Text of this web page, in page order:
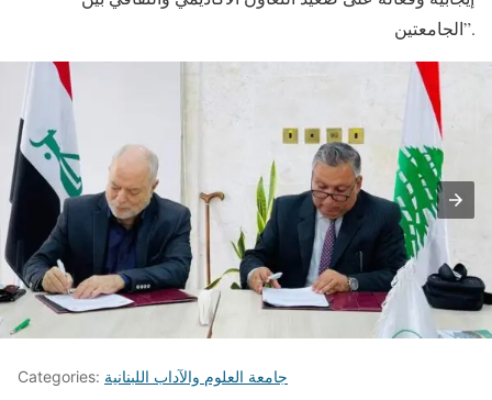
الجامعتين”.
Categories: جامعة العلوم والآداب اللبنانية